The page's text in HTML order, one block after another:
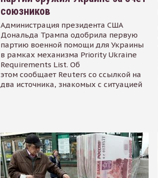
союзников
Администрация президента США
Дональда Трампа одобрила первую
партию военной помощи для Украины
в рамках механизма Priority Ukraine
Requirements List. Об
этом сообщает Reuters со ссылкой на
два источника, знакомых с ситуацией